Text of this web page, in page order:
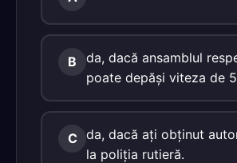
B
da, dacă ansamblul
poate depăşi viteza de
C da, dacă aţi obţinut
la poliţia rutieră.